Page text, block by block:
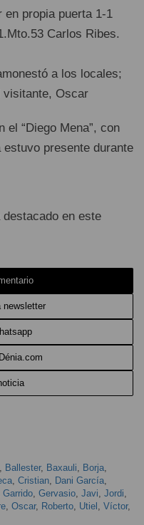
en propia puerta 1-1
Carlos Ribes.
a los locales;
visitante, Oscar
el “Diego Mena”, con
presente durante
en este
newsletter
, Ballester, Baxauli, Borja,
, Cristian, Dani García,
Garrido, Gervasio, Javi, Jordi,
, Oscar, Roberto, Utiel , Víctor,